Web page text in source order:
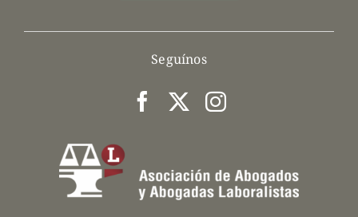
Seguínos